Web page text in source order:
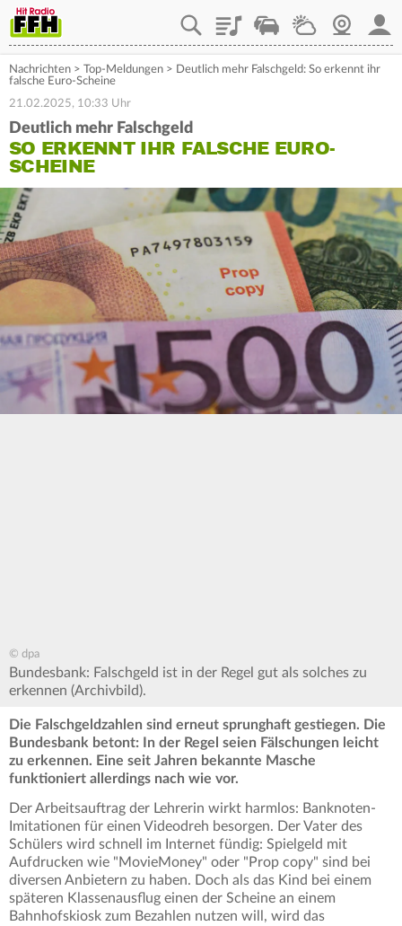
PlaylistStaupilotWetterWebcam
Nachrichten > Top-Meldungen > Deutlich mehr Falschgeld: So erkennt ihr
falsche Euro-Scheine
21.02.2025, 10:33 Uhr
Deutlich mehr Falschgeld
SO ERKENNT IHR FALSCHE EURO-
SCHEINE
© dpa
Bundesbank: Falschgeld ist in der Regel gut als solches zu
erkennen (Archivbild).
Die Falschgeldzahlen sind erneut sprunghaft gestiegen. Die
Bundesbank betont: In der Regel seien Fälschungen leicht
zu erkennen. Eine seit Jahren bekannte Masche
funktioniert allerdings nach wie vor.
Der Arbeitsauftrag der Lehrerin wirkt harmlos: Banknoten-
Imitationen für einen Videodreh besorgen. Der Vater des
Schülers wird schnell im Internet fündig: Spielgeld mit
Aufdrucken wie "MovieMoney" oder "Prop copy" sind bei
diversen Anbietern zu haben. Doch als das Kind bei einem
späteren Klassenausflug einen der Scheine an einem
Bahnhofskiosk zum Bezahlen nutzen will, wird das